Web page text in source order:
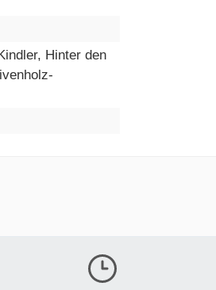
Hinter den